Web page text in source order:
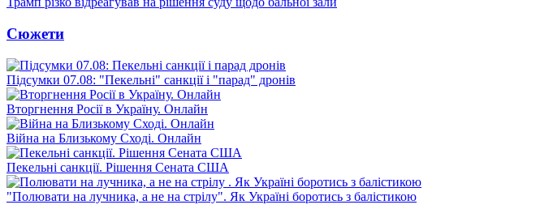
Сюжети
Підсумки 07.08: "Пекельні" санкції і "парад" дронів
Вторгнення Росії в Україну. Онлайн
Війна на Близькому Сході. Онлайн
Пекельні санкції. Рішення Сената США
"Полювати на лучника, а не на стрілу". Як Україні боротись з балістикою